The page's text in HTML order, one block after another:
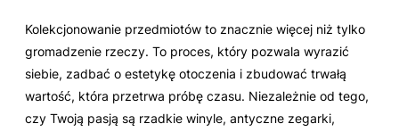
Kolekcjonowanie przedmiotów to znacznie więcej niż tylko
gromadzenie rzeczy. To proces, który pozwala wyrazić
siebie, zadbać o estetykę otoczenia i zbudować trwałą
wartość, która przetrwa próbę czasu. Niezależnie od tego,
czy Twoją pasją są rzadkie winyle, antyczne zegarki,